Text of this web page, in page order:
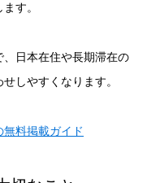
す。
日本在住や長期滞在の
しやすくなります。
料掲載ガイド